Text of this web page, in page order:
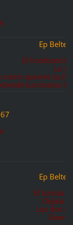
Ep
El
La
como quieres tu
tus brazos
Ep
El turista
Déjala
Los dos